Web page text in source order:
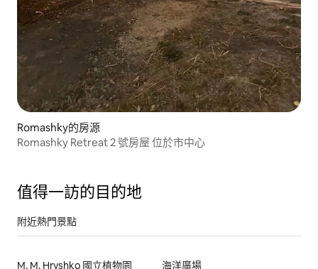
Romashky的房源
Romashky Retreat 2 號房屋 位於市中心
值得一訪的目的地
附近熱門景點
M. M. Hryshko 國立植物園 海洋廣場